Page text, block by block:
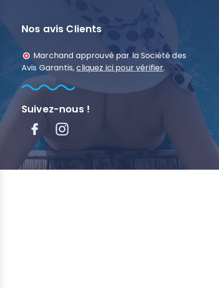
Nos avis Clients
Marchand approuvé par la Société des
Avis Garantis,cliquez ici pour vérifier.
Suivez-nous !